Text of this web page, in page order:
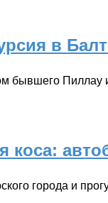
в
бывшего Пиллау
коса:
города и